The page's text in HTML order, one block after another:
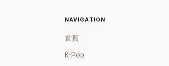
NAVIGATION
首頁
K-Pop